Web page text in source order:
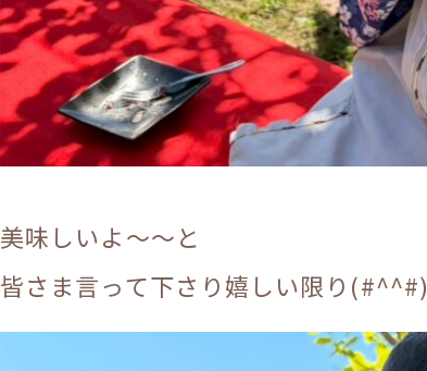
美味しいよ～～と
皆さま言って下さり嬉しい限り(#^^#)